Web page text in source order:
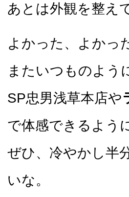
あとは外観を整え
よかった、よかっ
またいつものよう
SP忠男浅草本店や
で体感できるよう
ぜひ、冷やかし半
いな。